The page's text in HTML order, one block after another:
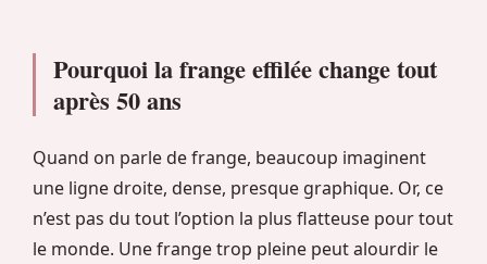
Pourquoi la frange effilée change tout
après 50 ans
Quand on parle de frange, beaucoup imaginent
une ligne droite, dense, presque graphique. Or, ce
n’est pas du tout l’option la plus flatteuse pour tout
le monde. Une frange trop pleine peut alourdir le